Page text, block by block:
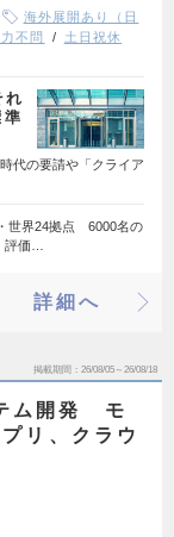
海外展開あり（日
不問
土日祝休
代の要請や「クライア
世界24拠点 6000名の
評価…
詳細へ
掲載期間 26/08/05～26/08/18
ム開発 モ
リ、クラウ